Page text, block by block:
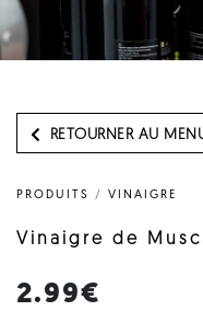
RETOURNER AU
PRODUITS / VINAIGRE
Vinaigre de
2.99€